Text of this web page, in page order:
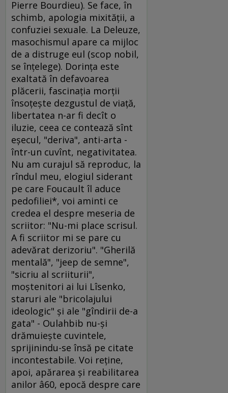
Pierre Bourdieu). Se face, în
schimb, apologia mixităţii, a
confuziei sexuale. La Deleuze,
masochismul apare ca mijloc
de a distruge eul (scop nobil,
se înţelege). Dorinţa este
exaltată în defavoarea
plăcerii, fascinaţia morţii
însoţeşte dezgustul de viaţă,
libertatea n-ar fi decît o
iluzie, ceea ce contează sînt
eşecul, "deriva", anti-arta -
într-un cuvînt, negativitatea.
Nu am curajul să reproduc, la
rîndul meu, elogiul siderant
pe care Foucault îl aduce
pedofiliei*, voi aminti ce
credea el despre meseria de
scriitor: "Nu-mi place scrisul.
A fi scriitor mi se pare cu
adevărat derizoriu". "Gherilă
mentală", "jeep de semne",
"sicriu al scriiturii",
moştenitori ai lui Lîsenko,
staruri ale "bricolajului
ideologic" şi ale "gîndirii de-a
gata" - Oulahbib nu-şi
drămuieşte cuvintele,
sprijinindu-se însă pe citate
incontestabile. Voi reţine,
apoi, apărarea şi reabilitarea
anilor â60, epocă despre care